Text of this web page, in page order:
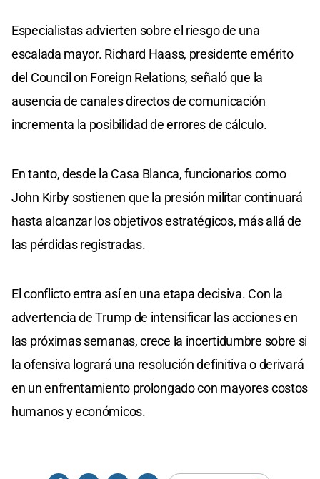
Especialistas advierten sobre el riesgo de una
escalada mayor. Richard Haass, presidente emérito
del Council on Foreign Relations, señaló que la
ausencia de canales directos de comunicación
incrementa la posibilidad de errores de cálculo.
En tanto, desde la Casa Blanca, funcionarios como
John Kirby sostienen que la presión militar continuará
hasta alcanzar los objetivos estratégicos, más allá de
las pérdidas registradas.
El conflicto entra así en una etapa decisiva. Con la
advertencia de Trump de intensificar las acciones en
las próximas semanas, crece la incertidumbre sobre si
la ofensiva logrará una resolución definitiva o derivará
en un enfrentamiento prolongado con mayores costos
humanos y económicos.